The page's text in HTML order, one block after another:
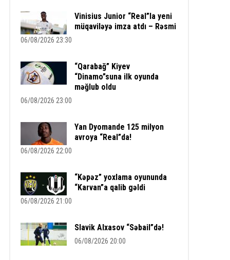
Vinisius Junior “Real”la yeni
müqaviləyə imza atdı – Rəsmi
06/08/2026 23:30
“Qarabağ” Kiyev
“Dinamo”suna ilk oyunda
məğlub oldu
06/08/2026 23:00
Yan Dyomande 125 milyon
avroya “Real”da!
06/08/2026 22:00
“Kəpəz” yoxlama oyununda
“Karvan”a qalib gəldi
06/08/2026 21:00
Slavik Alxasov “Səbail”də!
06/08/2026 20:00